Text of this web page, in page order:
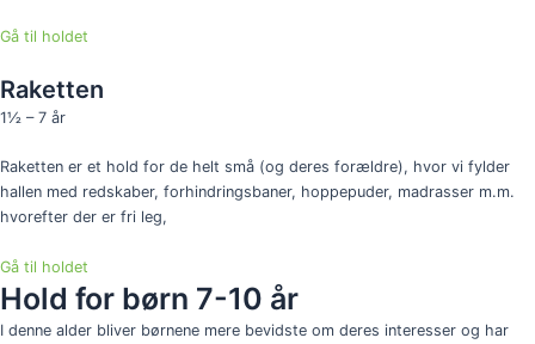
Gå til holdet
Raketten
1½ – 7 år
Raketten er et hold for de helt små (og deres forældre), hvor vi fylder
hallen med redskaber, forhindringsbaner, hoppepuder, madrasser m.m.
hvorefter der er fri leg,
Gå til holdet
Hold for børn 7-10 år
I denne alder bliver børnene mere bevidste om deres interesser og har